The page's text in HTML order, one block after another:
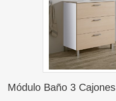
Módulo Baño 3 Cajones